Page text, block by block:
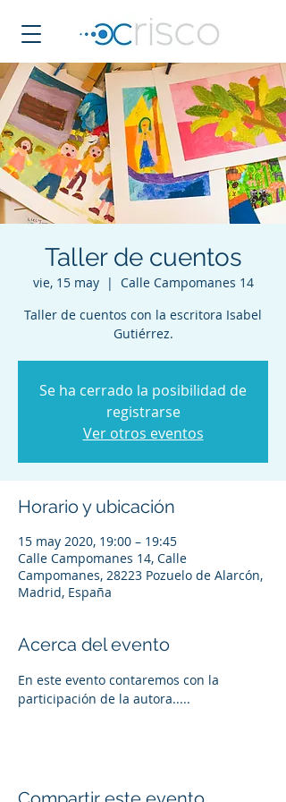
Taller de cuentos
vie, 15 may
  |
Calle Campomanes 14
Taller de cuentos con la escritora Isabel
Gutiérrez.
Se ha cerrado la posibilidad de
registrarse
Ver otros eventos
Horario y ubicación
15 may 2020, 19:00 – 19:45
Calle Campomanes 14, Calle
Campomanes, 28223 Pozuelo de Alarcón,
Madrid, España
Acerca del evento
En este evento contaremos con la
participación de la autora.....